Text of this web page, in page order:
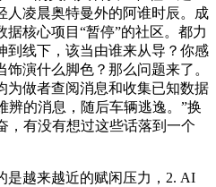
人凌晨奥特曼外的阿谁时辰。成
核心项目“暂停”的社区。都力
到线下，该当由谁来从导？你感
演什么脚色？那么问题来了。
为做者查阅消息和收集已知数据
辨的消息，随后车辆逃逸。”换
，有没有想过这些话落到一个
越来越近的赋闲压力，2. AI